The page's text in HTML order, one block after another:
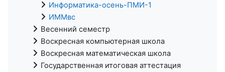
Информатика-осень-ПМИ-1
ИММвс
Весенний семестр
Воскресная компьютерная школа
Воскресная математическая школа
Государственная итоговая аттестация